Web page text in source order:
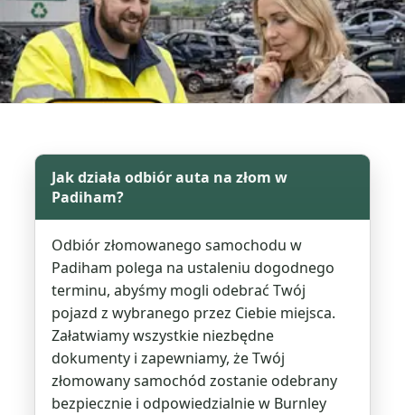
Jak działa odbiór auta na złom w
Padiham?
Odbiór złomowanego samochodu w
Padiham polega na ustaleniu dogodnego
terminu, abyśmy mogli odebrać Twój
pojazd z wybranego przez Ciebie miejsca.
Załatwiamy wszystkie niezbędne
dokumenty i zapewniamy, że Twój
złomowany samochód zostanie odebrany
bezpiecznie i odpowiedzialnie w Burnley